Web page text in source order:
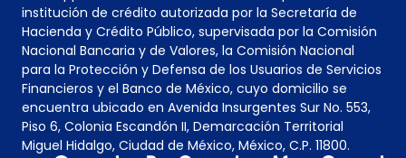
institución de crédito autorizada por la Secretaría de
Hacienda y Crédito Público, supervisada por la Comisión
Nacional Bancaria y de Valores, la Comisión Nacional
para la Protección y Defensa de los Usuarios de Servicios
Financieros y el Banco de México, cuyo domicilio se
encuentra ubicado en Avenida Insurgentes Sur No. 553,
Piso 6, Colonia Escandón II, Demarcación Territorial
Miguel Hidalgo, Ciudad de México, México, C.P. 11800.